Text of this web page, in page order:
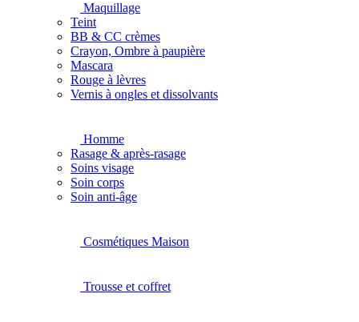
Maquillage
Teint
BB & CC crèmes
Crayon, Ombre à paupière
Mascara
Rouge à lèvres
Vernis à ongles et dissolvants
Homme
Rasage & après-rasage
Soins visage
Soin corps
Soin anti-âge
Cosmétiques Maison
Trousse et coffret